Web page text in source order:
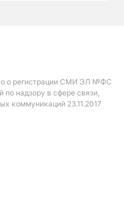
о регистрации СМИ ЭЛ №ФС
надзору в сфере связи,
коммуникаций 23.11.2017